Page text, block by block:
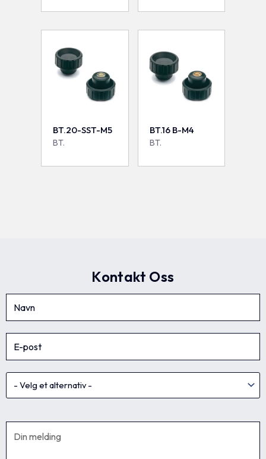
BT.20-SST-M5
BT.
BT.16 B-M4
BT.
Kontakt Oss